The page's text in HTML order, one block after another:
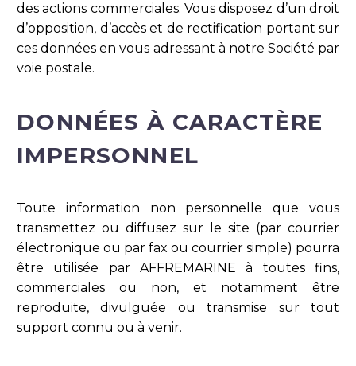
des actions commerciales. Vous disposez d’un droit
d’opposition, d’accès et de rectification portant sur
ces données en vous adressant à notre Société par
voie postale.
DONNÉES À CARACTÈRE
IMPERSONNEL
Toute information non personnelle que vous
transmettez ou diffusez sur le site (par courrier
électronique ou par fax ou courrier simple) pourra
être utilisée par AFFREMARINE à toutes fins,
commerciales ou non, et notamment être
reproduite, divulguée ou transmise sur tout
support connu ou à venir.